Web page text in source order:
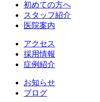
初めての方へ
スタッフ紹介
医院案内
アクセス
採用情報
症例紹介
お知らせ
ブログ